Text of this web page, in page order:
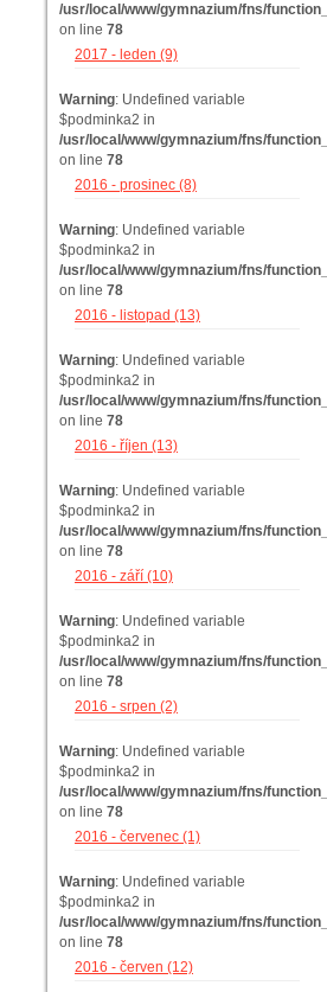
/usr/local/www/gymnazium/fns/
on line 78
2017 - leden (9)
Warning: Undefined variable
$podminka2 in
/usr/local/www/gymnazium/fns/
on line 78
2016 - prosinec (8)
Warning: Undefined variable
$podminka2 in
/usr/local/www/gymnazium/fns/
on line 78
2016 - listopad (13)
Warning: Undefined variable
$podminka2 in
/usr/local/www/gymnazium/fns/
on line 78
2016 - říjen (13)
Warning: Undefined variable
$podminka2 in
/usr/local/www/gymnazium/fns/
on line 78
2016 - září (10)
Warning: Undefined variable
$podminka2 in
/usr/local/www/gymnazium/fns/
on line 78
2016 - srpen (2)
Warning: Undefined variable
$podminka2 in
/usr/local/www/gymnazium/fns/
on line 78
2016 - červenec (1)
Warning: Undefined variable
$podminka2 in
/usr/local/www/gymnazium/fns/
on line 78
2016 - červen (12)